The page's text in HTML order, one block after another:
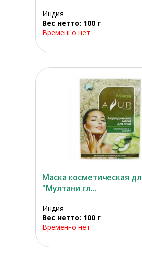
Индия
Вес нетто: 100 г
Временно нет
Маска косметическая
"Мултани гл...
Индия
Вес нетто: 100 г
Временно нет